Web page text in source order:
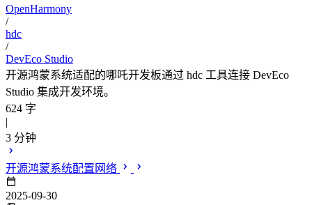
OpenHarmony
/
hdc
/
DevEco Studio
开源鸿蒙系统适配的哪吒开发板通过 hdc 工具连接 DevEco
Studio 集成开发环境。
624 字
|
3 分钟
开源鸿蒙系统配置网络
2025-09-30